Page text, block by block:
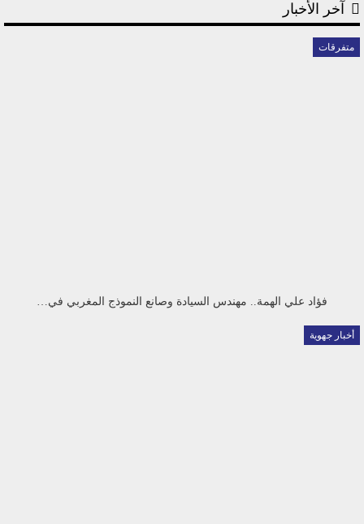
آخر الأخبار
متفرقات
فؤاد علي الهمة.. مهندس السيادة وصانع النموذج المغربي في…
أخبار جهوية